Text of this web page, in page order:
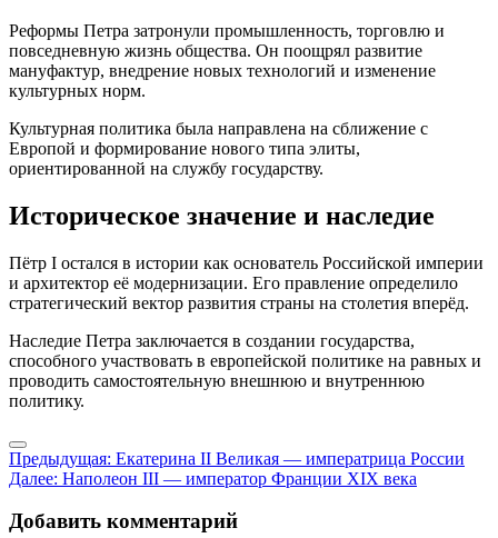
Реформы Петра затронули промышленность, торговлю и
повседневную жизнь общества. Он поощрял развитие
мануфактур, внедрение новых технологий и изменение
культурных норм.
Культурная политика была направлена на сближение с
Европой и формирование нового типа элиты,
ориентированной на службу государству.
Историческое значение и наследие
Пётр I остался в истории как основатель Российской империи
и архитектор её модернизации. Его правление определило
стратегический вектор развития страны на столетия вперёд.
Наследие Петра заключается в создании государства,
способного участвовать в европейской политике на равных и
проводить самостоятельную внешнюю и внутреннюю
политику.
Навигация
по
записям
Предыдущая: Екатерина II Великая — императрица России
Далее: Наполеон III — император Франции XIX века
Добавить комментарий